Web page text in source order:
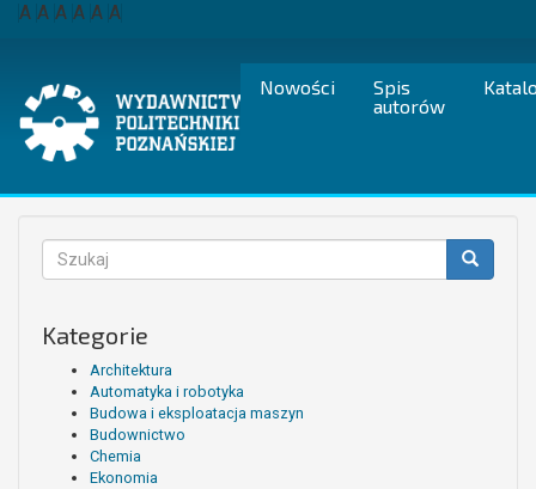
Przejdź
A A A A A A
Nowości
Spis
autorów
Formularz
wyszukiwania
Kategorie
Architektura
Automatyka i robotyka
Budowa i eksploatacja maszyn
Budownictwo
Chemia
Ekonomia